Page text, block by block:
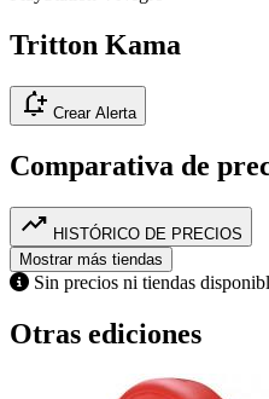
Tritton Kama
notification_add Crear Alerta
Comparativa de
trending_up HISTÓRICO DE PRECIOS
Mostrar más tiendas
Sin precios ni tiendas
Otras ediciones